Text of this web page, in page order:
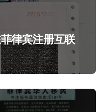
律宾注册互联